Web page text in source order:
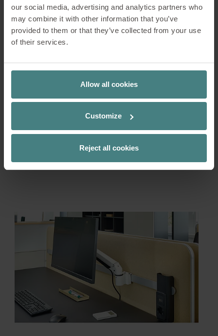
our social media, advertising and analytics partners who
may combine it with other information that you’ve
provided to them or that they’ve collected from your use
of their services.
Allow all cookies
Customize
Reject all cookies
Il braccio singolo con crossbar può alloggiare due
monitor fino a 27". L’impugnatura consente una
regolazione facile e uniforme.